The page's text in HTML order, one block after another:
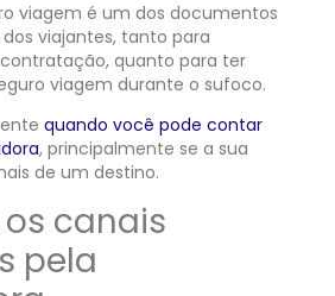
viagem é um dos documentos
viajantes, tanto para
quanto para ter
viagem durante o sufoco.
quando você pode contar
, principalmente se a sua
de um destino.
canais
pela